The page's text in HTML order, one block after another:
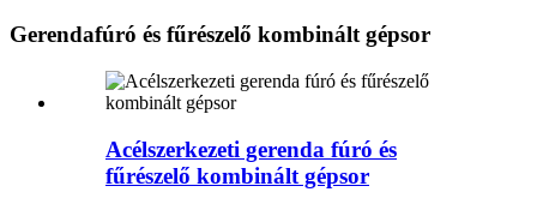
Gerendafúró és fűrészelő kombinált gépsor
Acélszerkezeti gerenda fúró és
fűrészelő kombinált gépsor